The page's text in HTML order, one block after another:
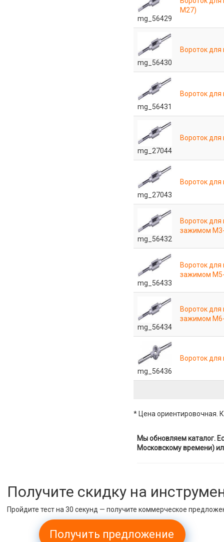
mg_56429
М27)
mg_56430
Вороток
mg_56431
Вороток
mg_27044
Вороток
mg_27043
Вороток
mg_56432
Вороток
зажимом
mg_56433
Вороток
зажимом
mg_56434
Вороток
зажимом
mg_56436
Вороток
* Цена ориентировочная.
Мы обновляем каталог.
Московскому времени)
Получите скидку на
Пройдите тест на 30 секунд — получите коммерческое
Получить предложение